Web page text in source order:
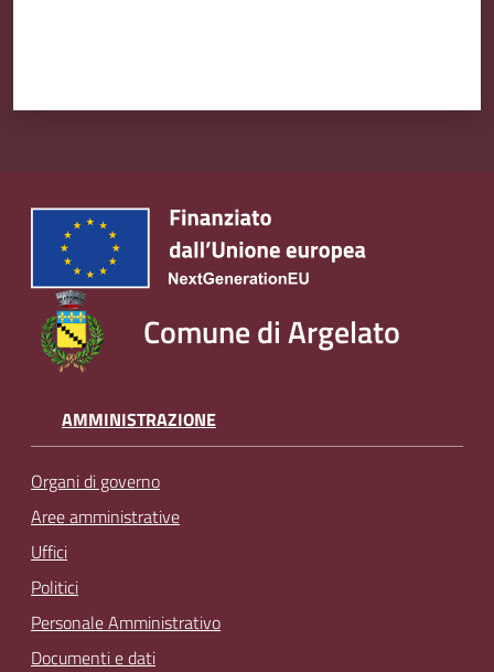
Comune di Argelato
AMMINISTRAZIONE
Organi di governo
Aree amministrative
Uffici
Politici
Personale Amministrativo
Documenti e dati